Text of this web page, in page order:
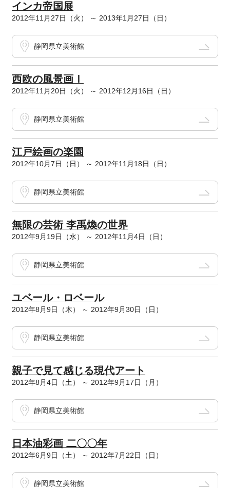
インカ帝国展
2012年11月27日（火） ～ 2013年1月27日（日）
静岡県立美術館
西欧の風景画Ⅰ
2012年11月20日（火） ～ 2012年12月16日（日）
静岡県立美術館
江戸絵画の楽園
2012年10月7日（日） ～ 2012年11月18日（日）
静岡県立美術館
無限の芸術 李禹煥の世界
2012年9月19日（水） ～ 2012年11月4日（日）
静岡県立美術館
ユベール・ロベール
2012年8月9日（木） ～ 2012年9月30日（日）
静岡県立美術館
親子で見て感じる現代アート
2012年8月4日（土） ～ 2012年9月17日（月）
静岡県立美術館
日本油彩画 二〇〇年
2012年6月9日（土） ～ 2012年7月22日（日）
静岡県立美術館